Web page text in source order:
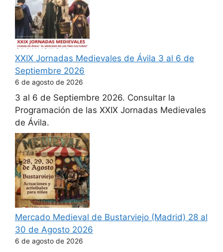
XXIX Jornadas Medievales de Ávila 3 al 6 de
Septiembre 2026
6 de agosto de 2026
3 al 6 de Septiembre 2026. Consultar la
Programación de las XXIX Jornadas Medievales
de Ávila.
Mercado Medieval de Bustarviejo (Madrid) 28 al
30 de Agosto 2026
6 de agosto de 2026